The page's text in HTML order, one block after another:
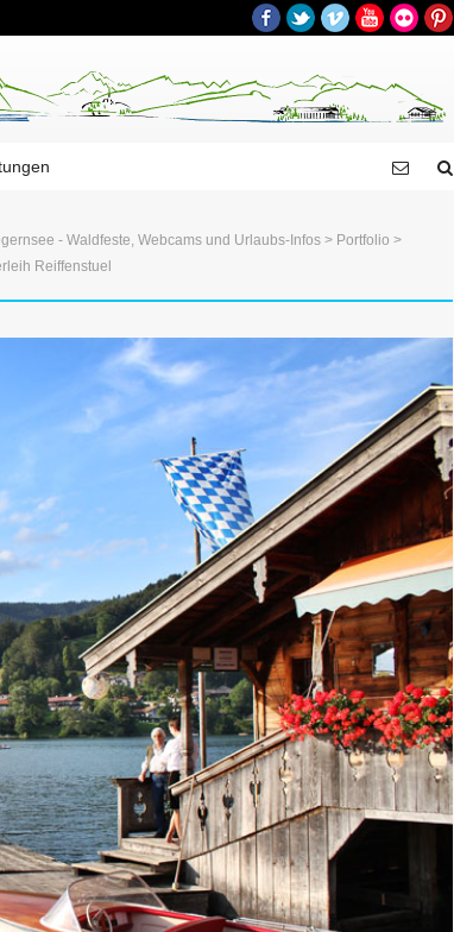
Facebook
TwitterVimeoYouTube
Flickr
- Waldfeste, Webcams und Urlaubs-Infos > Portfolio >
Reiffenstuel